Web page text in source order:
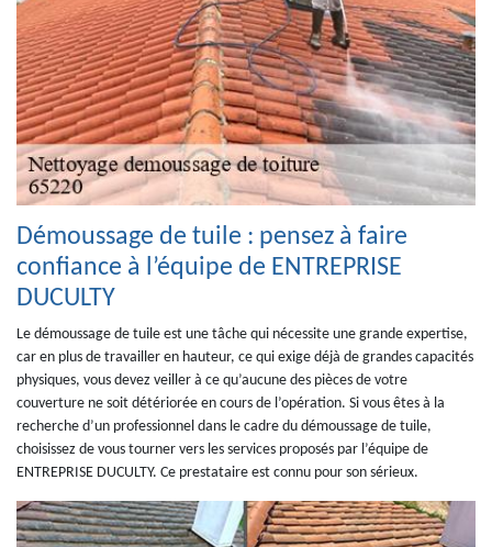
Démoussage de tuile : pensez à faire
confiance à l’équipe de ENTREPRISE
DUCULTY
Le démoussage de tuile est une tâche qui nécessite une grande expertise,
car en plus de travailler en hauteur, ce qui exige déjà de grandes capacités
physiques, vous devez veiller à ce qu’aucune des pièces de votre
couverture ne soit détériorée en cours de l’opération. Si vous êtes à la
recherche d’un professionnel dans le cadre du démoussage de tuile,
choisissez de vous tourner vers les services proposés par l’équipe de
ENTREPRISE DUCULTY. Ce prestataire est connu pour son sérieux.